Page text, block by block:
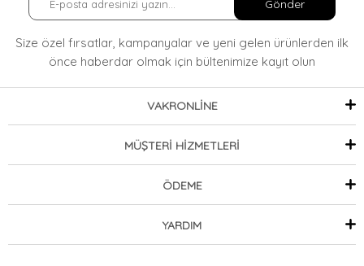
Gönder
Size özel fırsatlar, kampanyalar ve yeni gelen ürünlerden ilk
önce haberdar olmak için bültenimize kayıt olun
VAKRONLİNE
MÜŞTERİ HİZMETLERİ
ÖDEME
YARDIM